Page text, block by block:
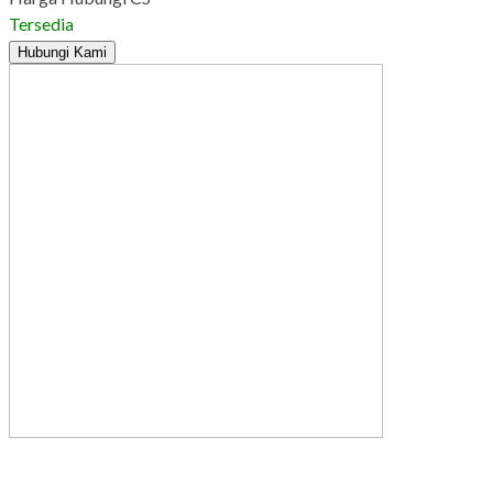
Tersedia
Hubungi Kami